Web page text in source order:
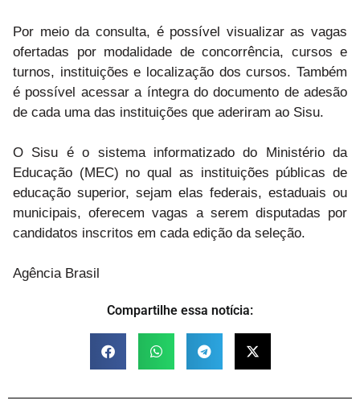
Por meio da consulta, é possível visualizar as vagas
ofertadas por modalidade de concorrência, cursos e
turnos, instituições e localização dos cursos. Também
é possível acessar a íntegra do documento de adesão
de cada uma das instituições que aderiram ao Sisu.
O Sisu é o sistema informatizado do Ministério da
Educação (MEC) no qual as instituições públicas de
educação superior, sejam elas federais, estaduais ou
municipais, oferecem vagas a serem disputadas por
candidatos inscritos em cada edição da seleção.
Agência Brasil
Compartilhe essa notícia: